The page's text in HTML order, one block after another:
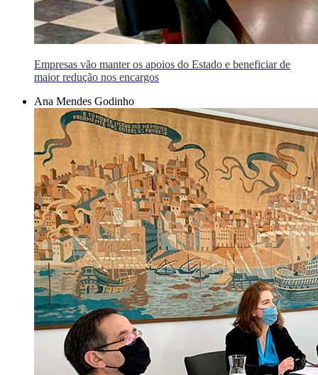
Empresas vão manter os apoios do Estado e beneficiar de
maior redução nos encargos
Ana Mendes Godinho